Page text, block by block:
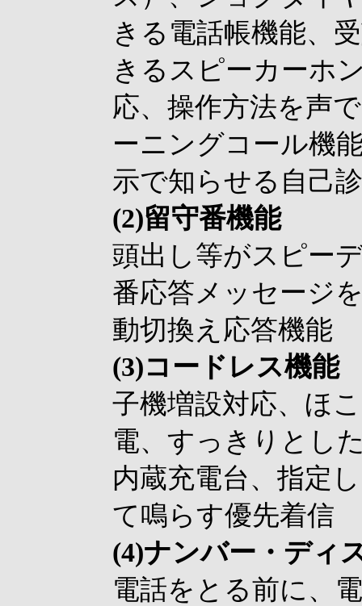
きる電話帳機能、
きるスピーカーホ
応、操作方法を声
ーニングコール機
示で知らせる自己
(2)留守番機能
頭出し等がスピー
番応答メッセージ
動切換え応答機能
(3)コードレス機能
子機増設対応、ほ
電、すっきりとし
内蔵充電台、指定
て鳴らす優先着信
(4)ナンバー・ディ
電話をとる前に、